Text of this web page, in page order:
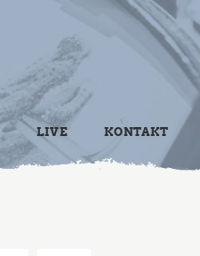
LIVE KONTAKT